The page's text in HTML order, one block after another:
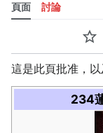
頁面 討論
監視
這是此頁批准，以
234